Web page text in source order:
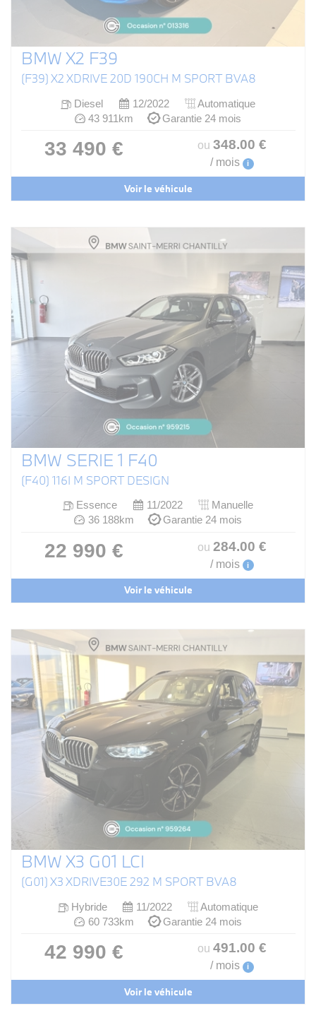
BMW X2 F39
(F39) X2 XDRIVE 20D 190CH M SPORT BVA8
Diesel 12/2022
Automatique
43 911km
Garantie 24 mois
33 490 € ou 348.00 €
/ mois i
Voir le véhicule
BMW SERIE 1 F40
(F40) 116I M SPORT DESIGN
Essence 11/2022
Manuelle
36 188km
Garantie 24 mois
22 990 € ou 284.00 €
/ mois i
Voir le véhicule
BMW X3 G01 LCI
(G01) X3 XDRIVE30E 292 M SPORT BVA8
Hybride 11/2022
Automatique
60 733km
Garantie 24 mois
42 990 € ou 491.00 €
/ mois i
Voir le véhicule